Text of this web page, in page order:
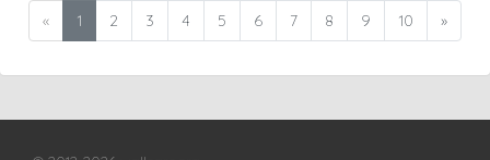
« 1 2 3 4 5 6 7 8 9 10 »